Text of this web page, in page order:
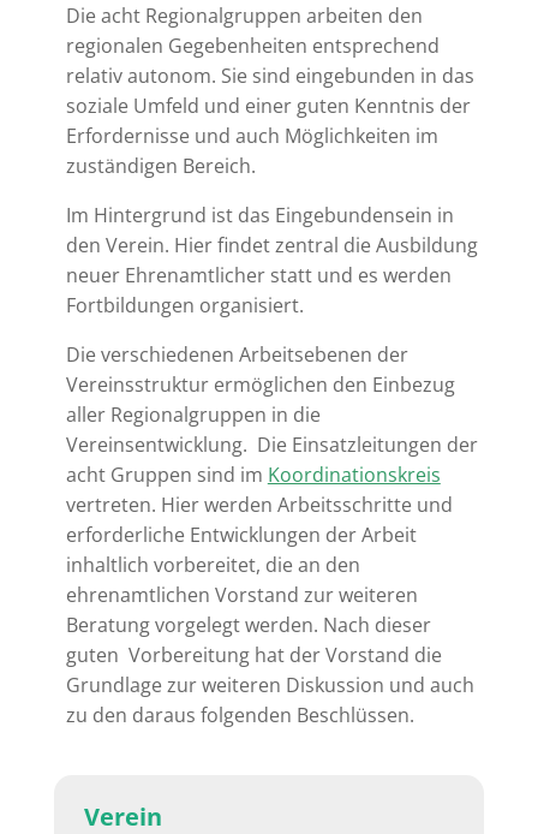
Die acht Regionalgruppen arbeiten den
regionalen Gegebenheiten entsprechend
relativ autonom. Sie sind eingebunden in das
soziale Umfeld und einer guten Kenntnis der
Erfordernisse und auch Möglichkeiten im
zuständigen Bereich.
Im Hintergrund ist das Eingebundensein in
den Verein. Hier findet zentral die Ausbildung
neuer Ehrenamtlicher statt und es werden
Fortbildungen organisiert.
Die verschiedenen Arbeitsebenen der
Vereinsstruktur ermöglichen den Einbezug
aller Regionalgruppen in die
Vereinsentwicklung. Die Einsatzleitungen der
acht Gruppen sind im Koordinationskreis
vertreten. Hier werden Arbeitsschritte und
erforderliche Entwicklungen der Arbeit
inhaltlich vorbereitet, die an den
ehrenamtlichen Vorstand zur weiteren
Beratung vorgelegt werden. Nach dieser
guten Vorbereitung hat der Vorstand die
Grundlage zur weiteren Diskussion und auch
zu den daraus folgenden Beschlüssen.
Verein